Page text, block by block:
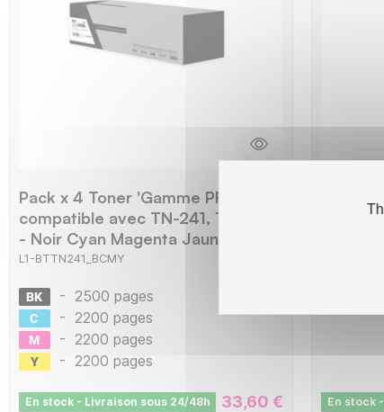
Pack x 4 Toner 'Gamme PRO'
compatible avec TN-241, TN-245
- Noir Cyan Magenta Jaune
L1-BTTN241_BCMY
- 2500 pages
- 2200 pages
- 2200 pages
- 2200 pages
En stock - Livraison sous 24/48h
33,60 €
En stock